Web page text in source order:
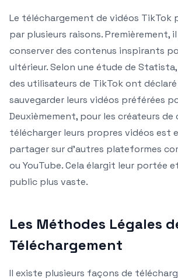
Le téléchargement de vidéos TikTok
par plusieurs raisons. Premièrement,
conserver des contenus inspirants
ultérieur. Selon une étude de
des utilisateurs de TikTok ont déclaré
sauvegarder leurs vidéos préférées
Deuxièmement, pour les créateurs de
télécharger leurs propres vidéos est
partager sur d’autres plateformes
ou YouTube. Cela élargit leur portée
public plus vaste.
Les Méthodes Légales
Téléchargement
Il existe plusieurs façons de